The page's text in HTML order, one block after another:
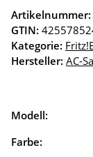
Artikelnummer:
GTIN:
Kategorie:
Hersteller: AC-
Modell:
Farbe: